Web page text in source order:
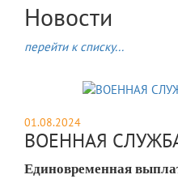
Новости
перейти к списку...
01.08.2024
ВОЕННАЯ
Единовременная